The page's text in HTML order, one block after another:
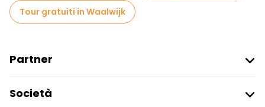
Tour gratuiti in Waalwijk
Partner
Accesso Del Fornitore
Società